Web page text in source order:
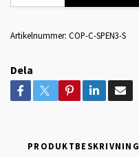
Artikelnummer: COP-C-SPEN3-S
Dela
PRODUKTBESKRIVNING